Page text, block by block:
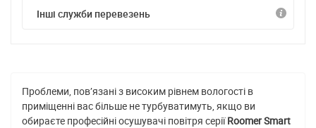
Інші служби перевезень
Проблеми, пов’язані з високим рівнем вологості в
приміщенні вас більше не турбуватимуть, якщо ви
обираєте професійні осушувачі повітря серіїRoomer Smart